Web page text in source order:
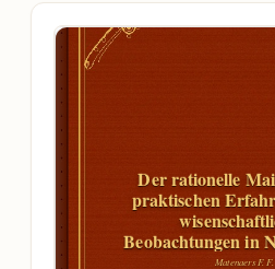
Der rationelle
praktischen
Beobachtungen in
Matenaers F. F.